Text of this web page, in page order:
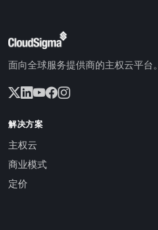
面向全球服务提供商的主权云平台。
解决方案
主权云
商业模式
定价